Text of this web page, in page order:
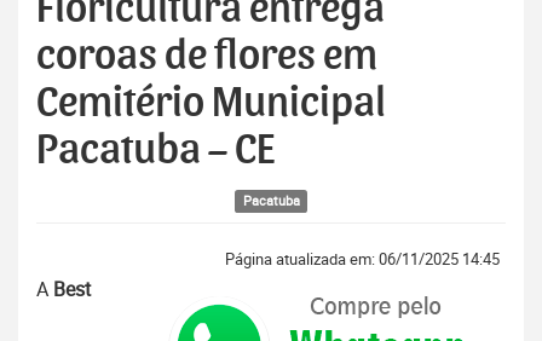
Floricultura entrega
coroas de flores em
Cemitério Municipal
Pacatuba – CE
Pacatuba
Página atualizada em: 06/11/2025 14:45
A Best